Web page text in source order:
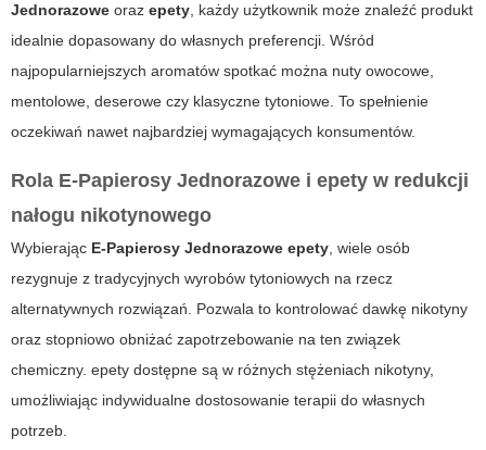
Jednorazowe oraz epety , każdy użytkownik może znaleźć produkt
idealnie dopasowany do własnych preferencji. Wśród
najpopularniejszych aromatów spotkać można nuty owocowe,
mentolowe, deserowe czy klasyczne tytoniowe. To spełnienie
oczekiwań nawet najbardziej wymagających konsumentów.
Rola E-Papierosy Jednorazowe i epety w redukcji
nałogu nikotynowego
Wybierając E-Papierosy Jednorazowe epety , wiele osób
rezygnuje z tradycyjnych wyrobów tytoniowych na rzecz
alternatywnych rozwiązań. Pozwala to kontrolować dawkę nikotyny
oraz stopniowo obniżać zapotrzebowanie na ten związek
chemiczny. epety dostępne są w różnych stężeniach nikotyny,
umożliwiając indywidualne dostosowanie terapii do własnych
potrzeb.